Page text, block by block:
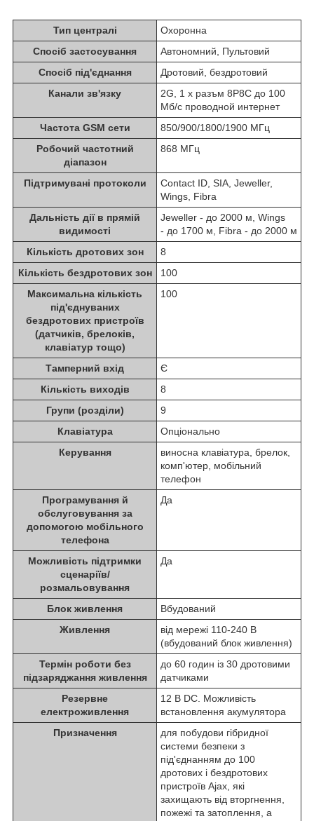
Тип централі
Охоронна
Спосіб застосування
Автономний, Пультовий
Спосіб під'єднання
Дротовий, бездротовий
Канали зв'язку
2G, 1 х разъм 8P8C до 100
Мб/с проводной интернет
Частота GSM сети
850/900/1800/1900 МГц
Робочий частотний
діапазон
868 МГц
Підтримувані протоколи
Contact ID, SIA, Jeweller,
Wings, Fibra
Дальність дії в прямій
видимості
Jeweller - до 2000 м, Wings
- до 1700 м, Fibra - до 2000 м
Кількість дротових зон
8
Кількість бездротових зон
100
Максимальна кількість
під'єднуваних
бездротових пристроїв
(датчиків, брелоків,
клавіатур тощо)
100
Тамперний вхід
Є
Кількість виходів
8
Групи (розділи)
9
Клавіатура
Опціонально
Керування
виносна клавіатура, брелок,
комп'ютер, мобільний
телефон
Програмування й
обслуговування за
допомогою мобільного
телефона
Да
Можливість підтримки
сценаріїв/
розмальовування
Да
Блок живлення
Вбудований
Живлення
від мережі 110-240 В
(вбудований блок живлення)
Термін роботи без
підзаряджання живлення
до 60 годин із 30 дротовими
датчиками
Резервне
електроживлення
12 В DC. Можливість
встановлення акумулятора
Призначення
для побудови гібридної
системи безпеки з
під'єднанням до 100
дротових і бездротових
пристроїв Ajax, які
захищають від вторгнення,
пожежі та затоплення, а